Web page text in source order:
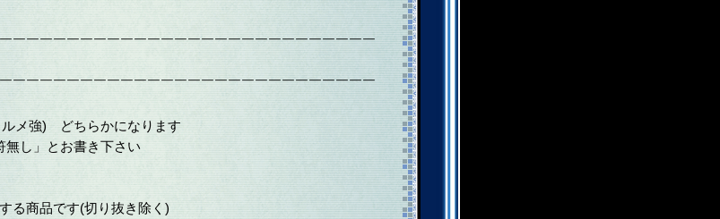
￣￣￣￣￣￣￣￣￣￣￣￣￣￣￣￣￣￣￣￣￣￣￣￣￣￣￣
￣￣￣￣￣￣￣￣￣￣￣￣￣￣￣￣￣￣￣￣￣￣￣￣￣￣￣
メ強) どちらかになります
し」とお書き下さい
る商品です(切り抜き除く)